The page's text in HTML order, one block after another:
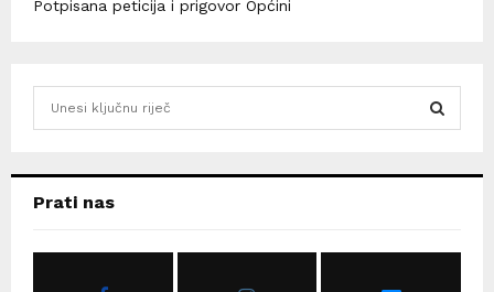
Potpisana peticija i prigovor Općini
hPrati nas